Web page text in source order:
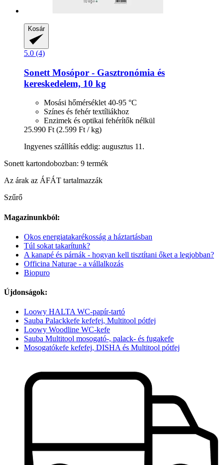
Kosár
5.0 (4)
Sonett Mosópor -​ Gasztronómia és
kereskedelem, 10 kg
Mosási hőmérséklet 40-95 °C
Színes és fehér textíliákhoz
Enzimek és optikai fehérítők nélkül
25.990 Ft (2.599 Ft / kg)
Ingyenes szállítás eddig: augusztus 11.
Sonett kartondobozban: 9 termék
Az árak az ÁFÁT tartalmazzák
Szűrő
Magazinunkból:
Okos energiatakarékosság a háztartásban
Túl sokat takarítunk?
A kanapé és párnák - hogyan kell tisztítani őket a legjobban?
Officina Naturae - a vállalkozás
Biopuro
Újdonságok:
Loowy HALTA WC-papír-tartó
Sauba Palackkefe kefefej, Multitool pótfej
Loowy Woodline WC-kefe
Sauba Multitool mosogató-, palack- és fugakefe
Mosogatókefe kefefej, DISHA és Multitool pótfej